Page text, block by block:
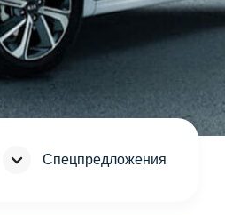
Спецпредложения